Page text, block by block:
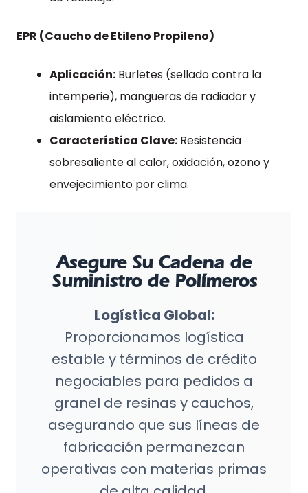
EPR (Caucho de Etileno Propileno)
Aplicación: Burletes (sellado contra la
intemperie), mangueras de radiador y
aislamiento eléctrico.
Característica Clave: Resistencia
sobresaliente al calor, oxidación, ozono y
envejecimiento por clima.
Asegure Su Cadena de
Suministro de Polímeros
Logística Global:
Proporcionamos logística
estable y términos de crédito
negociables para pedidos a
granel de resinas y cauchos,
asegurando que sus líneas de
fabricación permanezcan
operativas con materias primas